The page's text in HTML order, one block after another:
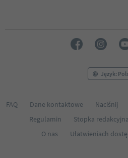
Język:
FAQ Dane kontaktowe Naciśnij
Regulamin
Stopka redakcyjna
O nas
Ułatwieniach